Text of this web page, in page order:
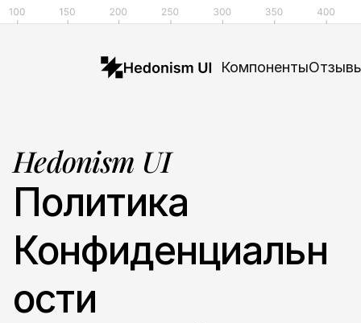
Hedonism UI
Политика
Конфиденциальн
ости
Компоненты